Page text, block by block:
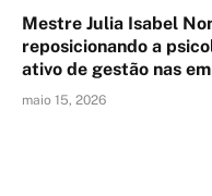
Mestre Julia Isabel
reposicionando a
ativo de gestão nas
maio 15, 2026